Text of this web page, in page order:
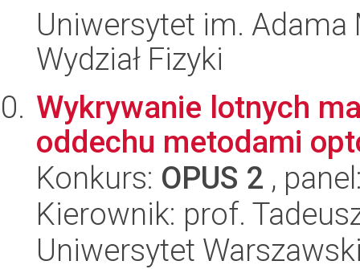
Uniwersytet im.
Wydział Fizyki
Wykrywanie lotnych
oddechu metodami
Konkurs: OPUS 2 ,
Kierownik: prof.
Uniwersytet